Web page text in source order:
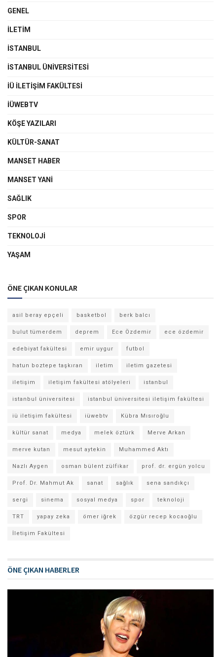
GENEL
İLETIM
İSTANBUL
İSTANBUL ÜNIVERSITESI
İÜ İLETIŞIM FAKÜLTESI
İÜWEBTV
KÖŞE YAZILARI
KÜLTÜR-SANAT
MANSET HABER
MANSET YANI
SAĞLIK
SPOR
TEKNOLOJI
YAŞAM
ÖNE ÇIKAN KONULAR
asil beray epçeli basketbol berk balcı
bulut tümerdem deprem Ece Özdemir ece özdemir
edebiyat fakültesi emir uygur futbol
hatun boztepe taşkıran iletim iletim gazetesi
iletişim iletişim fakültesi atölyeleri istanbul
istanbul üniversitesi istanbul üniversitesi iletişim fakültesi
iü iletişim fakültesi iüwebtv Kübra Mısıroğlu
kültür sanat medya melek öztürk Merve Arkan
merve kutan mesut aytekin Muhammed Aktı
Nazlı Aygen osman bülent zülfikar prof. dr. ergün yolcu
Prof. Dr. Mahmut Ak sanat sağlık sena sandıkçı
sergi sinema sosyal medya spor teknoloji
TRT yapay zeka ömer iğrek özgür recep kocaoğlu
İletişim Fakültesi
ÖNE ÇIKAN HABERLER